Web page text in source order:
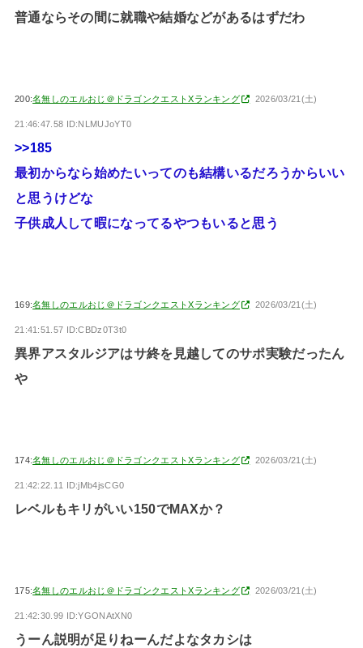
普通ならその間に就職や結婚などがあるはずだわ
200:名無しのエルおじ＠ドラゴンクエストXランキング 2026/03/21(土)
21:46:47.58 ID:NLMUJoYT0
>>185
最初からなら始めたいってのも結構いるだろうからいい
と思うけどな
子供成人して暇になってるやつもいると思う
169:名無しのエルおじ＠ドラゴンクエストXランキング 2026/03/21(土)
21:41:51.57 ID:CBDz0T3t0
異界アスタルジアはサ終を見越してのサポ実験だったん
や
174:名無しのエルおじ＠ドラゴンクエストXランキング 2026/03/21(土)
21:42:22.11 ID:jMb4jsCG0
レベルもキリがいい150でMAXか？
175:名無しのエルおじ＠ドラゴンクエストXランキング 2026/03/21(土)
21:42:30.99 ID:YGONAtXN0
うーん説明が足りねーんだよなタカシは